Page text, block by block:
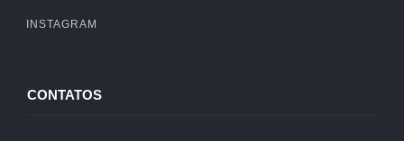
INSTAGRAM
CONTATOS